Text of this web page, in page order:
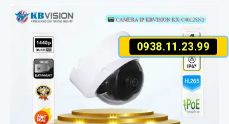
0938.11.23.99